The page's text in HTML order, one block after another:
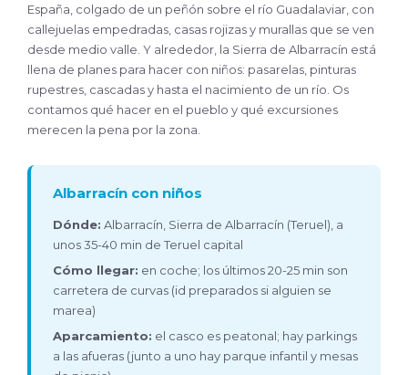
España, colgado de un peñón sobre el río Guadalaviar, con
callejuelas empedradas, casas rojizas y murallas que se ven
desde medio valle. Y alrededor, la Sierra de Albarracín está
llena de planes para hacer con niños: pasarelas, pinturas
rupestres, cascadas y hasta el nacimiento de un río. Os
contamos qué hacer en el pueblo y qué excursiones
merecen la pena por la zona.
Albarracín con niños
Dónde: Albarracín, Sierra de Albarracín (Teruel), a
unos 35-40 min de Teruel capital
Cómo llegar: en coche; los últimos 20-25 min son
carretera de curvas (id preparados si alguien se
marea)
Aparcamiento: el casco es peatonal; hay parkings
a las afueras (junto a uno hay parque infantil y mesas